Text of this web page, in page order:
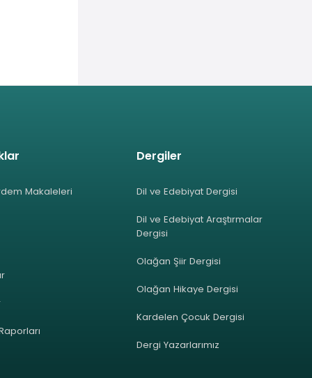
Makaleleri
Dergiler
Dil ve Edebiyat Dergisi
Dil ve Edebiyat Araştırmalar
Dergisi
Olağan Şiir Dergisi
Olağan Hikaye Dergisi
Kardelen Çocuk Dergisi
Dergi Yazarlarımız